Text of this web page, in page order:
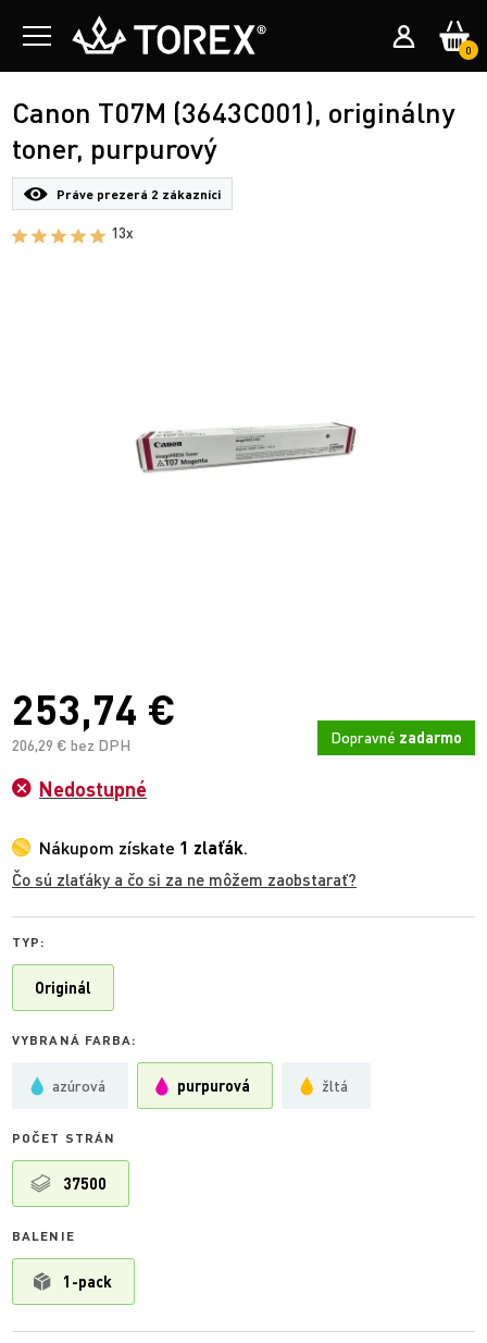
0
Canon T07M (3643C001), originálny
toner, purpurový
Práve prezerá 2 zákazníci
13x
253,74 €
206,29 € bez DPH Dopravné zadarmo
Nedostupné
Nákupom získate 1 zlaťák.
Čo sú zlaťáky a čo si za ne môžem zaobstarať?
TYP:
Originál
VYBRANÁ FARBA:
azúrová purpurová žltá
POČET STRÁN
37500
BALENIE
1-pack